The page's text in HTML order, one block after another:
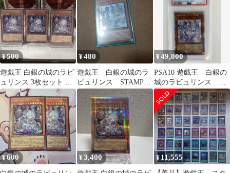
¥500
遊戯王 白銀の城のラビ
ュリンス 3枚セット シ
ークレット×3
¥480
遊戯王 白銀の城のラ
ビュリンス STAMP
EDITION シク
¥49,000
PSA10 遊戯王 白銀の
城のラビュリンス プ
リシク スタンプエデ
ィション
¥600 ¥3,400 ¥11,555